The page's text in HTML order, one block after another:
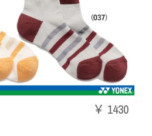
￥ 1430